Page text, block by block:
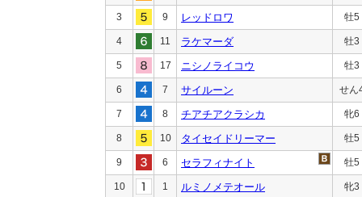
3 9 レッドロワ 牡5
4 11 ラケマーダ 牡3
5 17 ニシノライコウ 牡3
6 7 サイルーン せん
7 8 チアチアクラシカ 牝6
8 10 タイセイドリーマー 牡5
9 6 セラフィナイト 牡5
10 1 ルミノメテオール 牝3